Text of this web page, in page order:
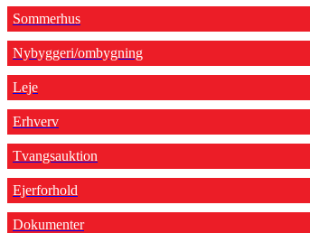
Sommerhus
Nybyggeri/ombygning
Leje
Erhverv
Tvangsauktion
Ejerforhold
Dokumenter